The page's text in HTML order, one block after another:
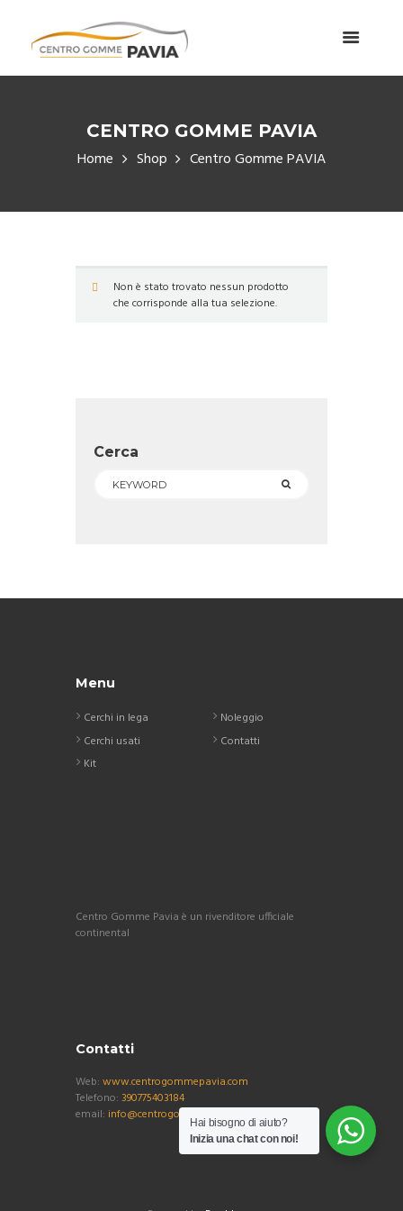
CENTRO GOMME PAVIA
Home Shop Centro Gomme PAVIA
Non è stato trovato nessun prodotto
che corrisponde alla tua selezione.
Cerca
Menu
Cerchi in lega
Cerchi usati
Kit
Noleggio
Contatti
Centro Gomme Pavia è un rivenditore ufficiale
continental
Contatti
Web: www.centrogommepavia.com
Telefono: 390775403184
email: info@centrogommepavia.com
Hai bisogno di aiuto?
Inizia una chat con noi!